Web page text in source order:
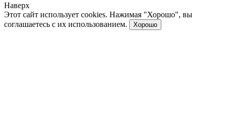
Наверх
Этот сайт использует cookies. Нажимая "Хорошо", вы
соглашаетесь с их использованием.
Хорошо